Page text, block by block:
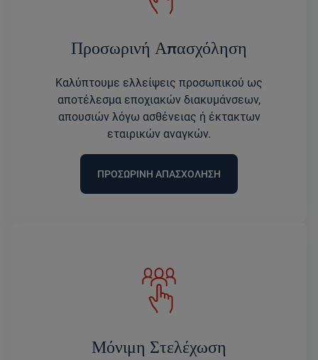
Προσωρινή Απασχόληση
Καλύπτουμε ελλείψεις προσωπικού ως
αποτέλεσμα εποχιακών διακυμάνσεων,
απουσιών λόγω ασθένειας ή έκτακτων
εταιρικών αναγκών.
ΠΡΟΣΩΡΙΝΗ ΑΠΑΣΧΟΛΗΣΗ
Μόνιμη Στελέχωση